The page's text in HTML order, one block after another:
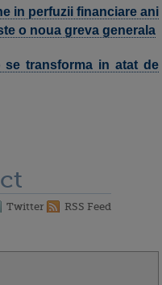
in perfuzii financiare ani
o noua greva generala
se transforma in atat de
Twitter RSS Feed